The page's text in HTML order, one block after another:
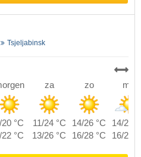
Tsjeljabinsk
za zo ma
°C 11/24 °C 14/26 °C
14/21
°C 13/26 °C 16/28 °C 16/23